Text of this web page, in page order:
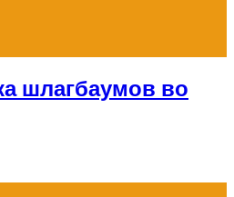
шлагбаумов во